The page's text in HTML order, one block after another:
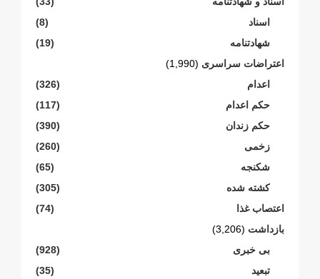
اسناد
(8)
شهادتنامە
(19)
اعتراضات سراسری (1,990)
اعدام
(326)
حکم اعدام
(117)
حکم زندان
(390)
زخمی
(260)
شکنجە
(65)
کشته شده
(305)
اعتصاب غذا
(74)
بازداشت (3,206)
بی خبری
(928)
تبعید
(35)